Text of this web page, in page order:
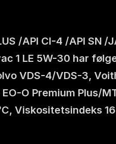
/API CI-4 /API SN
1 LE 5W-30 har
VDS-4/VDS-3,
O Premium Plus/
Viskositetsindeks